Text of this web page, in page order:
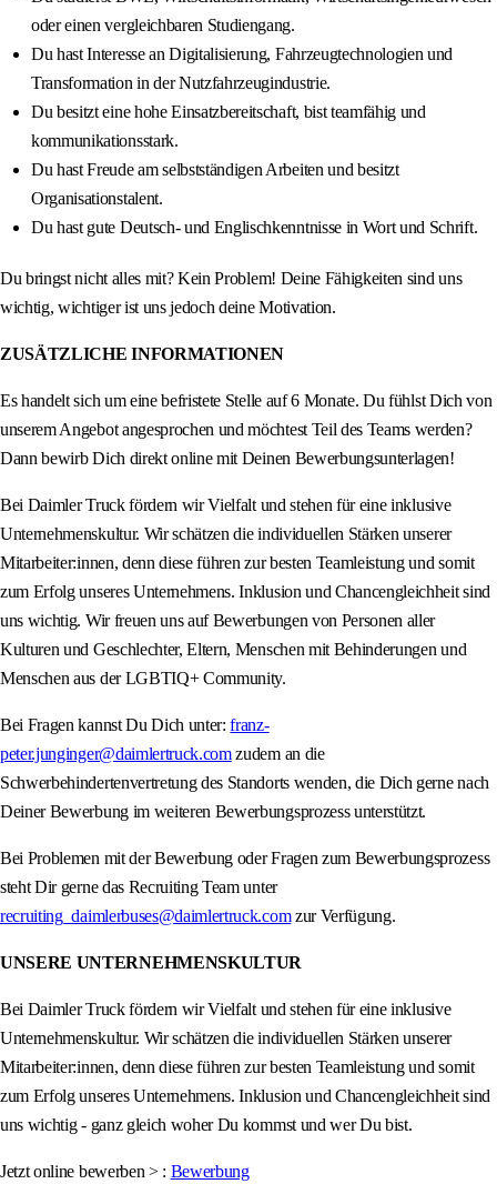
oder einen vergleichbaren Studiengang.
Du hast Interesse an Digitalisierung, Fahrzeugtechnologien und
Transformation in der Nutzfahrzeugindustrie.
Du besitzt eine hohe Einsatzbereitschaft, bist teamfähig und
kommunikationsstark.
Du hast Freude am selbstständigen Arbeiten und besitzt
Organisationstalent.
Du hast gute Deutsch- und Englischkenntnisse in Wort und Schrift.
Du bringst nicht alles mit? Kein Problem! Deine Fähigkeiten sind uns
wichtig, wichtiger ist uns jedoch deine Motivation.
ZUSÄTZLICHE INFORMATIONEN
Es handelt sich um eine befristete Stelle auf 6 Monate. Du fühlst Dich von
unserem Angebot angesprochen und möchtest Teil des Teams werden?
Dann bewirb Dich direkt online mit Deinen Bewerbungsunterlagen!
Bei Daimler Truck fördern wir Vielfalt und stehen für eine inklusive
Unternehmenskultur. Wir schätzen die individuellen Stärken unserer
Mitarbeiter:innen, denn diese führen zur besten Teamleistung und somit
zum Erfolg unseres Unternehmens. Inklusion und Chancengleichheit sind
uns wichtig. Wir freuen uns auf Bewerbungen von Personen aller
Kulturen und Geschlechter, Eltern, Menschen mit Behinderungen und
Menschen aus der LGBTIQ+ Community.
Bei Fragen kannst Du Dich unter:franz-
peter.junginger@daimlertruck.comzudem an die
Schwerbehindertenvertretung des Standorts wenden, die Dich gerne nach
Deiner Bewerbung im weiteren Bewerbungsprozess unterstützt.
Bei Problemen mit der Bewerbung oder Fragen zum Bewerbungsprozess
steht Dir gerne das Recruiting Team unter
recruiting_daimlerbuses@daimlertruck.comzur Verfügung.
UNSERE UNTERNEHMENSKULTUR
Bei Daimler Truck fördern wir Vielfalt und stehen für eine inklusive
Unternehmenskultur. Wir schätzen die individuellen Stärken unserer
Mitarbeiter:innen, denn diese führen zur besten Teamleistung und somit
zum Erfolg unseres Unternehmens. Inklusion und Chancengleichheit sind
uns wichtig - ganz gleich woher Du kommst und wer Du bist.
Jetzt online bewerben > : Bewerbung